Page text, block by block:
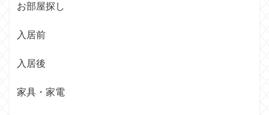
お部屋探し
入居前
入居後
家具・家電